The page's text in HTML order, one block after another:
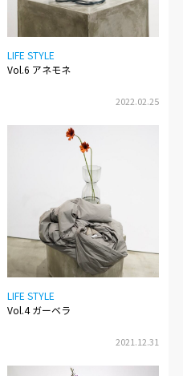
LIFE STYLE
Vol.6 アネモネ
2022.02.25
LIFE STYLE
Vol.4 ガーベラ
2021.12.31